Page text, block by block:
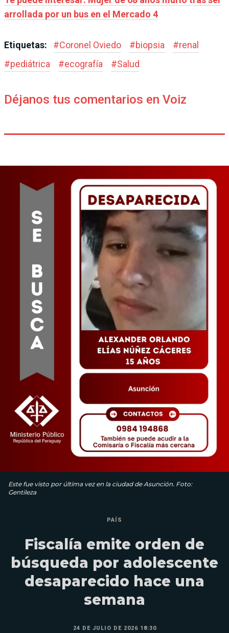
arrollada por un bus en el Mercado 4
Etiquetas: #Coronel Oviedo #biopsia #renal
#pediátrica #ecografía #Salud
Déjanos tus comentarios en Voiz
Este fue visto por última vez en la ciudad de Asunción. Foto:
Gentileza
PAÍS
Fiscalía emite orden de
búsqueda por adolescente
desaparecido hace una
semana
24 DE JULIO DE 2026 18:30